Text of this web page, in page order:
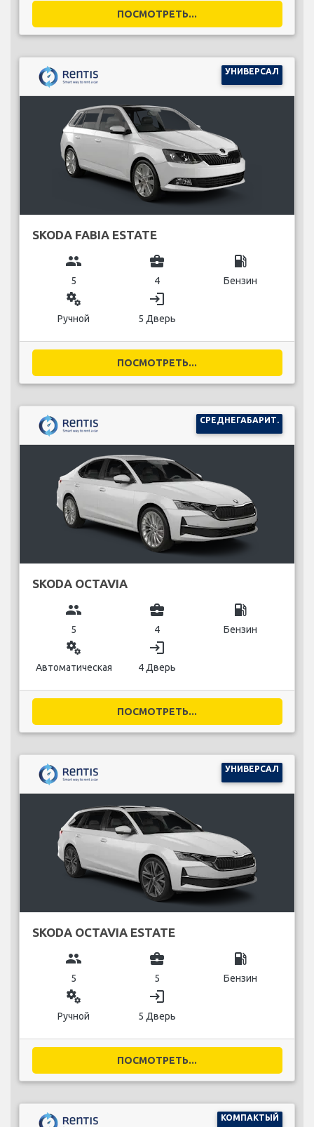
ПОСМОТРЕТЬ...
УНИВЕРСАЛ
SKODA FABIA ESTATE
group
5
business_center
4
local_gas_station
Бензин
miscellaneous_services
Ручной
login
5 Дверь
ПОСМОТРЕТЬ...
СРЕДНЕГАБАРИТ.
SKODA OCTAVIA
group
5
business_center
4
local_gas_station
Бензин
miscellaneous_services
Автоматическая
login
4 Дверь
ПОСМОТРЕТЬ...
УНИВЕРСАЛ
SKODA OCTAVIA ESTATE
group
5
business_center
5
local_gas_station
Бензин
miscellaneous_services
Ручной
login
5 Дверь
ПОСМОТРЕТЬ...
КОМПАКТЫЙ